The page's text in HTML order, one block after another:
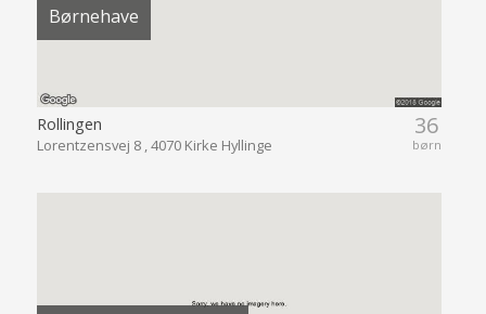
Børnehave
36
børn
Rollingen
Lorentzensvej 8 , 4070 Kirke Hyllinge